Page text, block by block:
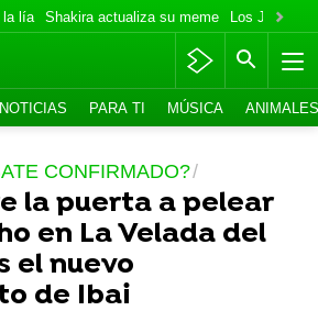
la lía Shakira actualiza su meme Los Jonas
NOTICIAS PARA TI MÚSICA ANIMALES
CONFIRMADO?
la puerta a pelear
en La Velada del
el nuevo
de Ibai